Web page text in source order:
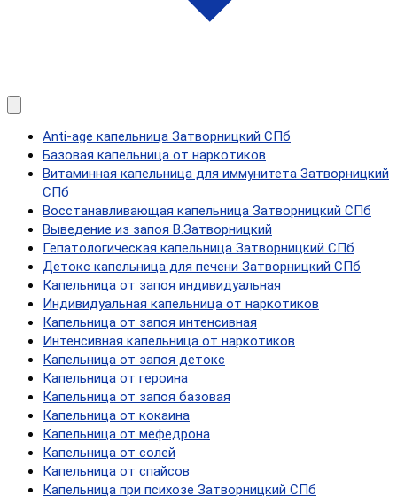
Anti-age капельница Затворницкий СПб
Базовая капельница от наркотиков
Витаминная капельница для иммунитета Затворницкий
СПб
Восстанавливающая капельница Затворницкий СПб
Выведение из запоя В.Затворницкий
Гепатологическая капельница Затворницкий СПб
Детокс капельница для печени Затворницкий СПб
Капельница от запоя индивидуальная
Индивидуальная капельница от наркотиков
Капельница от запоя интенсивная
Интенсивная капельница от наркотиков
Капельница от запоя детокс
Капельница от героина
Капельница от запоя базовая
Капельница от кокаина
Капельница от мефедрона
Капельница от солей
Капельница от спайсов
Капельница при психозе Затворницкий СПб